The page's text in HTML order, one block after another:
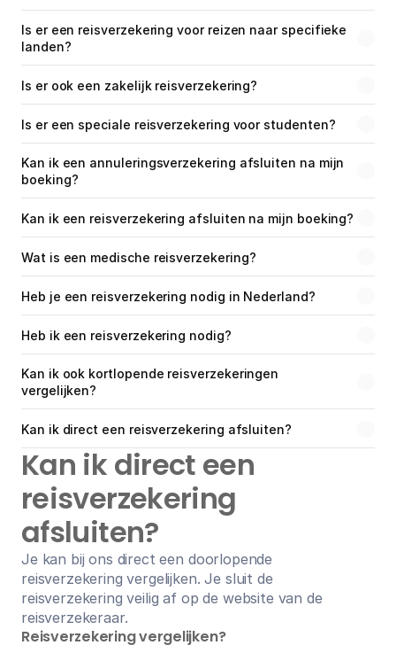
Is er een reisverzekering voor reizen naar specifieke
landen?
Is er ook een zakelijk reisverzekering?
Is er een speciale reisverzekering voor studenten?
Kan ik een annuleringsverzekering afsluiten na mijn
boeking?
Kan ik een reisverzekering afsluiten na mijn boeking?
Wat is een medische reisverzekering?
Heb je een reisverzekering nodig in Nederland?
Heb ik een reisverzekering nodig?
Kan ik ook kortlopende reisverzekeringen
vergelijken?
Kan ik direct een reisverzekering afsluiten?
Kan ik direct een
reisverzekering
afsluiten?
Je kan bij ons direct een doorlopende
reisverzekering vergelijken. Je sluit de
reisverzekering veilig af op de website van de
reisverzekeraar.
Reisverzekering vergelijken?